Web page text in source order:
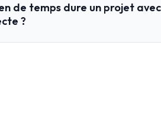
de temps dure un projet
?